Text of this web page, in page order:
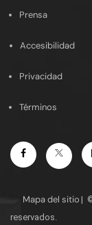
Prensa
Accesibilidad
Privacidad
Términos
Facebook
Mapa del sitio |
reservados.